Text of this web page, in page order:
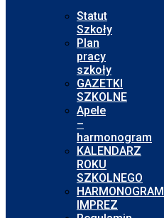
Statut
Szkoły
Plan
pracy
szkoły
GAZETKI
SZKOLNE
Apele
–
harmonogram
KALENDARZ
ROKU
SZKOLNEGO
HARMONOGRAM
IMPREZ